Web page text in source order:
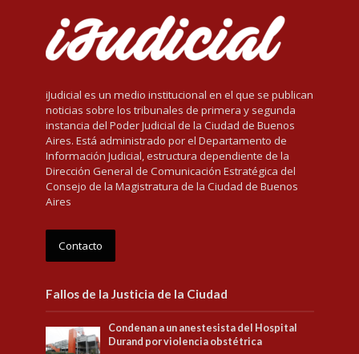
iJudicial es un medio institucional en el que se publican
noticias sobre los tribunales de primera y segunda
instancia del Poder Judicial de la Ciudad de Buenos
Aires. Está administrado por el Departamento de
Información Judicial, estructura dependiente de la
Dirección General de Comunicación Estratégica del
Consejo de la Magistratura de la Ciudad de Buenos
Aires
Contacto
Fallos de la Justicia de la Ciudad
Condenan a un anestesista del Hospital
Durand por violencia obstétrica